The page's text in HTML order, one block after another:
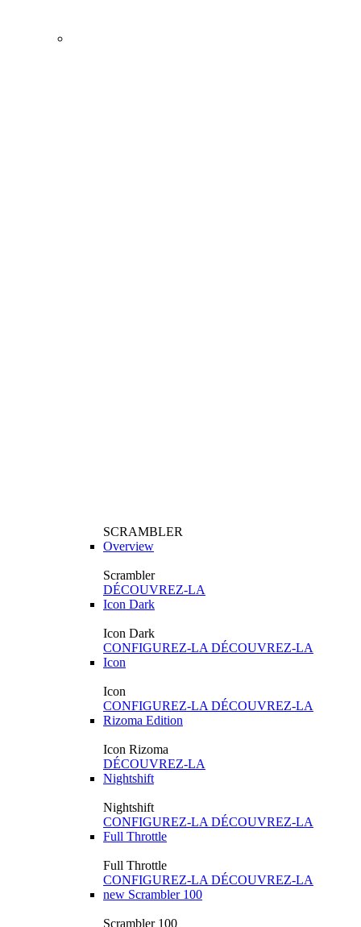
SCRAMBLER
Overview
Scrambler
DÉCOUVREZ-LA
Icon Dark
Icon Dark
CONFIGUREZ-LA DÉCOUVREZ-LA
Icon
Icon
CONFIGUREZ-LA DÉCOUVREZ-LA
Rizoma Edition
Icon Rizoma
DÉCOUVREZ-LA
Nightshift
Nightshift
CONFIGUREZ-LA DÉCOUVREZ-LA
Full Throttle
Full Throttle
CONFIGUREZ-LA DÉCOUVREZ-LA
new Scrambler 100
Scrambler 100